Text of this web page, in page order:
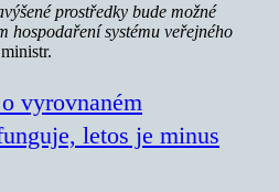
prostředky bude možné
hospodaření systému veřejného
vyrovnaném
letos je minus